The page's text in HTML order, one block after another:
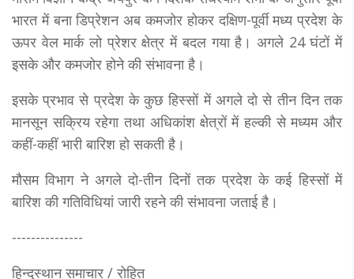
भारत में बना डिप्रेशन अब कमजोर होकर दक्षिण-पूर्वी मध्य प्रदेश के
ऊपर वेल मार्क लो प्रेशर क्षेत्र में बदल गया है। अगले 24 घंटों में
इसके और कमजोर होने की संभावना है।
इसके प्रभाव से प्रदेश के कुछ हिस्सों में अगले दो से तीन दिन तक
मानसून सक्रिय रहेगा तथा अधिकांश क्षेत्रों में हल्की से मध्यम और
कहीं-कहीं भारी बारिश हो सकती है।
मौसम विभाग ने अगले दो-तीन दिनों तक प्रदेश के कई हिस्सों में
बारिश की गतिविधियां जारी रहने की संभावना जताई है।
---------------
हिन्दुस्थान समाचार / रोहित